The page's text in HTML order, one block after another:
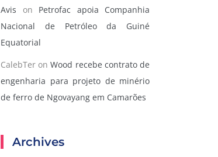
Avis on Petrofac apoia Companhia
Nacional de Petróleo da Guiné
Equatorial
CalebTer onWood recebe contrato de
engenharia para projeto de minério
de ferro de Ngovayang em Camarões
Archives